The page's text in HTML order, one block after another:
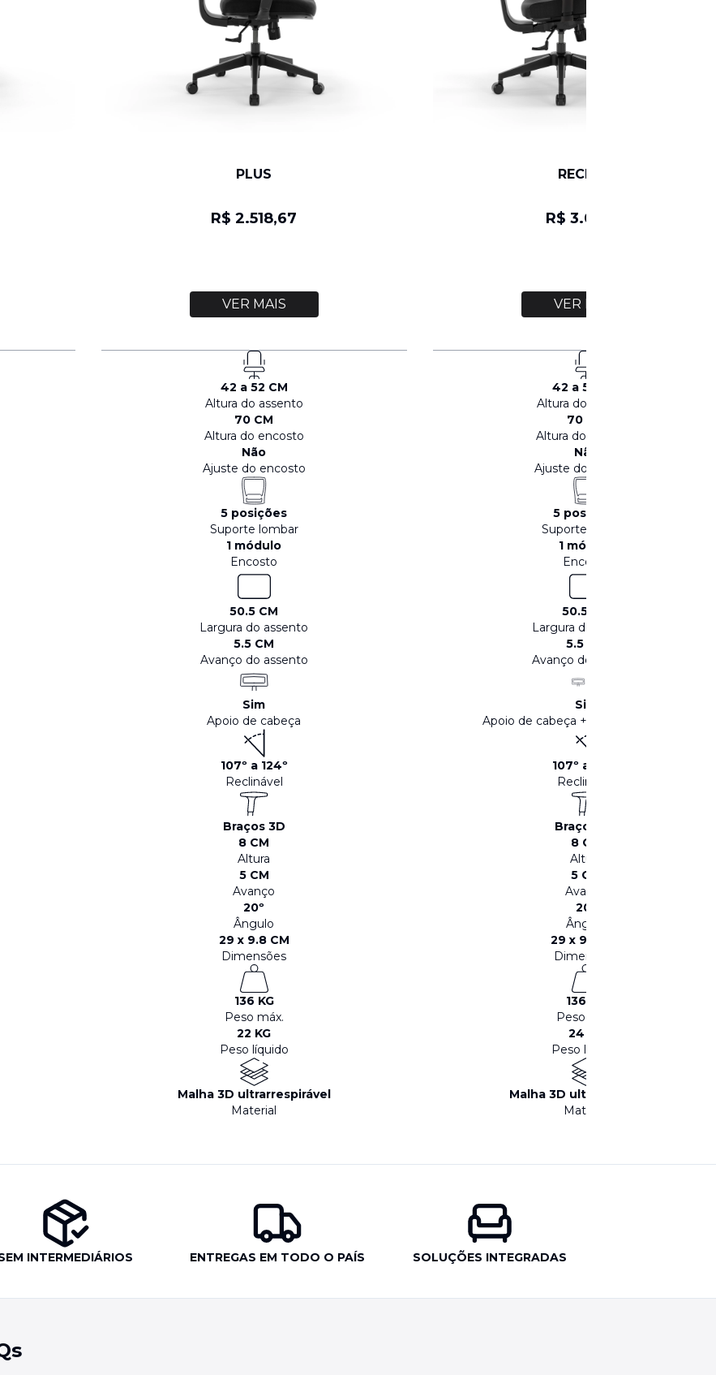
PLUS
R$ 2.518,67
VER MAIS
42 a 52 CM
Altura do assento
70 CM
Altura do encosto
Não
Ajuste do encosto
5 posições
Suporte lombar
1 módulo
Encosto
50.5 CM
Largura do assento
5.5 CM
Avanço do assento
Sim
Apoio de cabeça
107º a 124º
Reclinável
Braços 3D
8 CM
Altura
5 CM
Avanço
20º
Ângulo
29 x 9.8 CM
Dimensões
136 KG
Peso máx.
22 KG
Peso líquido
Malha 3D ultrarrespirável
Material
RECLINE
R$ 3.073,6
VER MAIS
42 a 52 CM
Altura do assento
70 CM
Altura do encosto
Não
Ajuste do encosto
5 posições
Suporte lombar
1 módulo
Encosto
50.5 CM
Largura do assento
5.5 CM
Avanço do assento
Sim
Apoio de cabeça + Apoio para os pés
107º a 134º
Reclinável
Braços 3D
8 CM
Altura
5 CM
Avanço
20º
Ângulo
29 x 9.8 CM
Dimensões
136 KG
Peso máx.
24 KG
Peso líquido
Malha 3D ultrarrespirável
Material
INTERMEDIÁRIOS ENTREGAS EM TODO O PAÍS SOLUÇÕES INTEGRADAS